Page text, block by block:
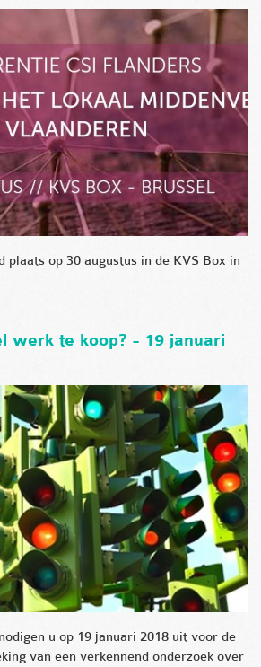
plaats op 30 augustus in de KVS Box in
werk te koop? - 19 januari
u op 19 januari 2018 uit voor de
van een verkennend onderzoek over